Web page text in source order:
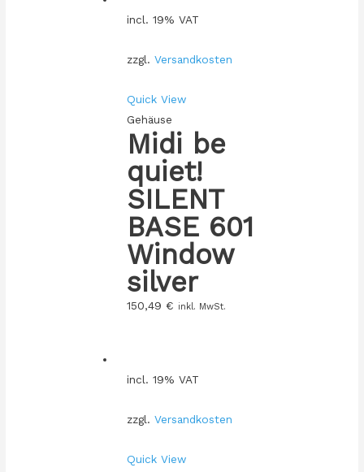
incl. 19% VAT
zzgl. Versandkosten
Quick View
Gehäuse
Midi be
quiet!
SILENT
BASE 601
Window
silver
150,49 € inkl. MwSt.
incl. 19% VAT
zzgl. Versandkosten
Quick View